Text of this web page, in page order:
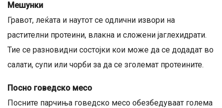
Мешунки
Гравот, леќата и наутот се одлични извори на
растителни протеини, влакна и сложени јаглехидрати.
Тие се разновидни состојки кои може да се додадат во
салати, супи или чорби за да се зголемат протеините.
Посно говедско месо
Посните парчиња говедско месо обезбедуваат голема